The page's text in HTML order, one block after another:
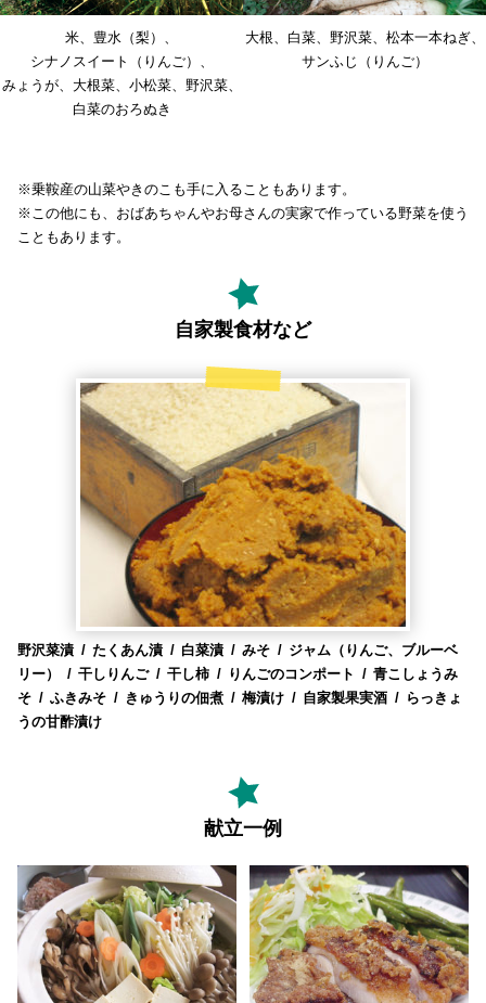
米
豊水（梨）
シナノスイート（りんご）
みょうが
大根菜 小松菜
野沢菜
白菜のおろぬき
大根 白菜 野沢菜
松本一本ねぎ
サンふじ（りんご）
※乗鞍産の山菜やきのこも手に入ることもあります。
※この他にも、おばあちゃんやお母さんの実家で作っている野菜を使う
こともあります。
自家製食材など
野沢菜漬 たくあん漬 白菜漬 みそ
ジャム（りんご、ブルーベ
リー）
干しりんご 干し柿 りんごのコンポート
青こしょうみ
そ
ふきみそ きゅうりの佃煮 梅漬け 自家製果実酒
らっきょ
うの甘酢漬け
献立一例